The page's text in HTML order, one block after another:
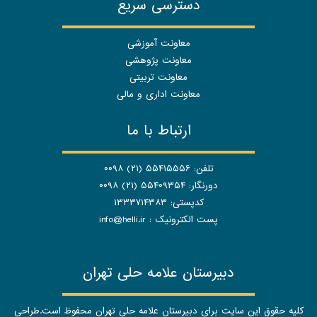
دسترسی سریع
معاونت آموزشی
معاونت پژوهشی
معاونت تربیتی
معاونت اداری و مالی
ارتباط با ما
تلفن: ۵۵۴۱۵۵۵۶ (۲۱) ۰۰۹۸
دورنگار: ۵۵۴۰۹۳۵۴ (۲۱) ۰۰۹۸
کدپستی: ۱۳۳۳۷۱۴۳۸۳
پست الکترونیک : info@helli.ir
دبیرستان علامه حلی تهران
کلیه حقوق این سایت برای دبیرستان علامه حلی تهران محفوظ است.طراحی